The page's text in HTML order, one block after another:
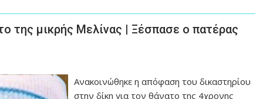
της μικρής Μελίνας | Ξέσπασε ο πατέρας
Ανακοινώθηκε η απόφαση του δικαστηρίου
στην δίκη για τον θάνατο της 4χρονης